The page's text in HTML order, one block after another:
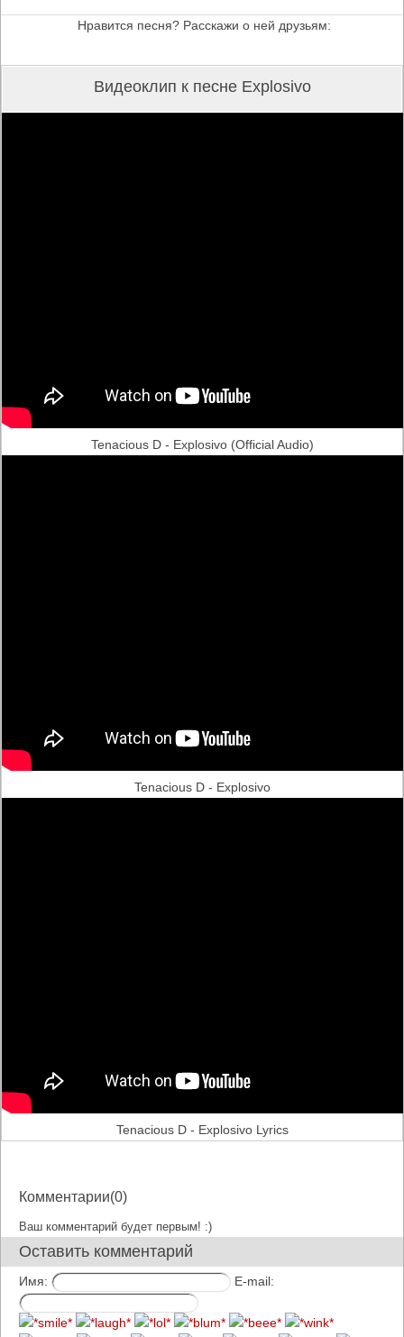
Нравится песня? Расскажи о ней друзьям:
Видеоклип к песне Explosivo
Tenacious D - Explosivo (Official Audio)
Tenacious D - Explosivo
Tenacious D - Explosivo Lyrics
Комментарии(0)
Ваш комментарий будет первым! :)
Оставить комментарий
Имя: E-mail: